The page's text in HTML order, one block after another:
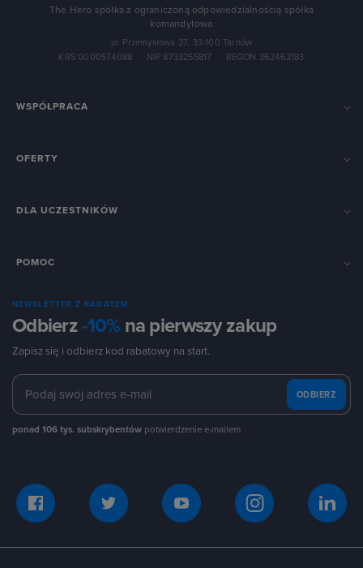
The Hero spółka z ograniczoną odpowiedzialnością spółka
komandytowa
ul. Przemysłowa 27, 33-100 Tarnów
KRS 0000574088
NIP 8733255817 REGON 362462183
WSPÓŁPRACA
OFERTY
DLA UCZESTNIKÓW
POMOC
NEWSLETTER Z RABATEM
Odbierz-10%na pierwszy zakup
Zapisz się i odbierz kod rabatowy na start.
ODBIERZ
ponad 106 tys. subskrybentów potwierdzenie e-mailem